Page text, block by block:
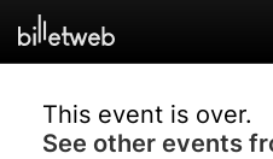
This event is over.
See other events